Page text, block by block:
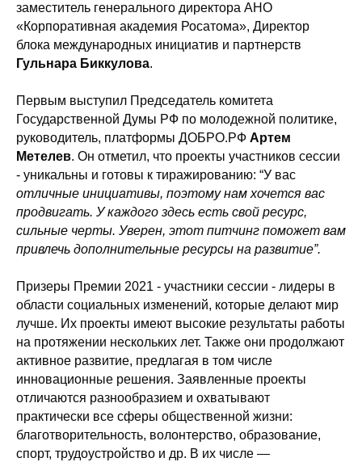
заместитель генерального директора АНО
«Корпоративная академия Росатома», Директор
блока международных инициатив и партнерств
Гульнара Биккулова.
Первым выступил Председатель комитета
Государственной Думы РФ по молодежной политике,
руководитель, платформы ДОБРО.РФ Артем
Метелев. Он отметил, что проекты участников сессии
- уникальны и готовы к тиражированию: “У вас
отличные инициативы, поэтому нам хочется вас
продвигать. У каждого здесь есть свой ресурс,
сильные черты. Уверен, этот питчинг поможет вам
привлечь дополнительные ресурсы на развитие”.
Призеры Премии 2021 - участники сессии - лидеры в
области социальных изменений, которые делают мир
лучше. Их проекты имеют высокие результаты работы
на протяжении нескольких лет. Также они продолжают
активное развитие, предлагая в том числе
инновационные решения. Заявленные проекты
отличаются разнообразием и охватывают
практически все сферы общественной жизни:
благотворительность, волонтерство, образование,
спорт, трудоустройство и др. В их числе —